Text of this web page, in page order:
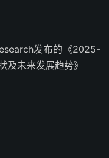
发布的《2025-
及未来发展趋势》